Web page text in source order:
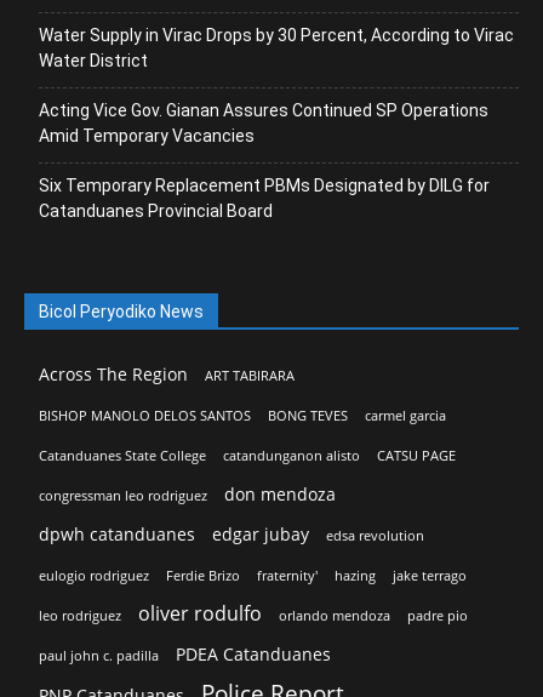
Water Supply in Virac Drops by 30 Percent, According to Virac
Water District
Acting Vice Gov. Gianan Assures Continued SP Operations
Amid Temporary Vacancies
Six Temporary Replacement PBMs Designated by DILG for
Catanduanes Provincial Board
Bicol Peryodiko News
Across The Region ART TABIRARA
BISHOP MANOLO DELOS SANTOS BONG TEVES carmel garcia
Catanduanes State College catandunganon alisto CATSU PAGE
congressman leo rodriguez
don mendoza
dpwh catanduanes
edgar jubay edsa revolution
eulogio rodriguez Ferdie Brizo fraternity' hazing jake terrago
leo rodriguez oliver rodulfo orlando mendoza padre pio
paul john c. padilla
PDEA Catanduanes